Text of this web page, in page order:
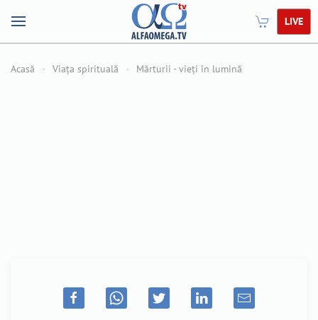
LIVE
Acasă Viața spirituală Mărturii - vieți în lumină